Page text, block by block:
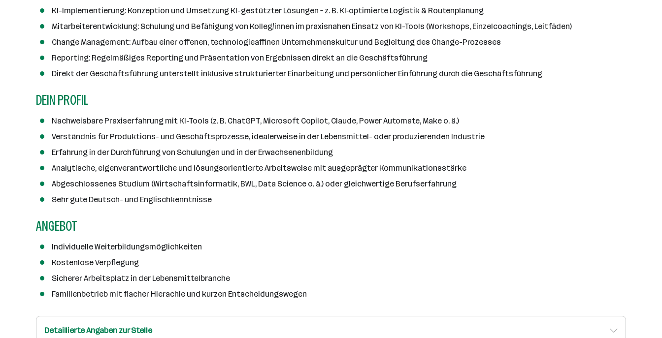
a
n
h
KI-Implementierung: Konzeption und Umsetzung KI-gestützter Lösungen – z. B. KI‑optimierte Logistik & Routenplanung
Mitarbeiterentwicklung: Schulung und Befähigung von Kolleg/innen im praxisnahen Einsatz von KI-Tools (Workshops, Einzelcoachings, Leitfäden)
Change Management: Aufbau einer offenen, technologieaffinen Unternehmenskultur und Begleitung des Change-Prozesses
Reporting: Regelmäßiges Reporting und Präsentation von Ergebnissen direkt an die Geschäftsführung
Direkt der Geschäftsführung unterstellt inklusive strukturierter Einarbeitung und persönlicher Einführung durch die Geschäftsführung
DEIN PROFIL
Nachweisbare Praxiserfahrung mit KI-Tools (z. B. ChatGPT, Microsoft Copilot, Claude, Power Automate, Make o. ä.)
Verständnis für Produktions- und Geschäftsprozesse, idealerweise in der Lebensmittel- oder produzierenden Industrie
Erfahrung in der Durchführung von Schulungen und in der Erwachsenenbildung
Analytische, eigenverantwortliche und lösungsorientierte Arbeitsweise mit ausgeprägter Kommunikationsstärke
Abgeschlossenes Studium (Wirtschaftsinformatik, BWL, Data Science o. ä.) oder gleichwertige Berufserfahrung
Sehr gute Deutsch- und Englischkenntnisse
ANGEBOT
Individuelle Weiterbildungsmöglichkeiten
Kostenlose Verpflegung
Sicherer Arbeitsplatz in der Lebensmittelbranche
Familienbetrieb mit flacher Hierachie und kurzen Entscheidungswegen
Detaillierte Angaben zur Stelle